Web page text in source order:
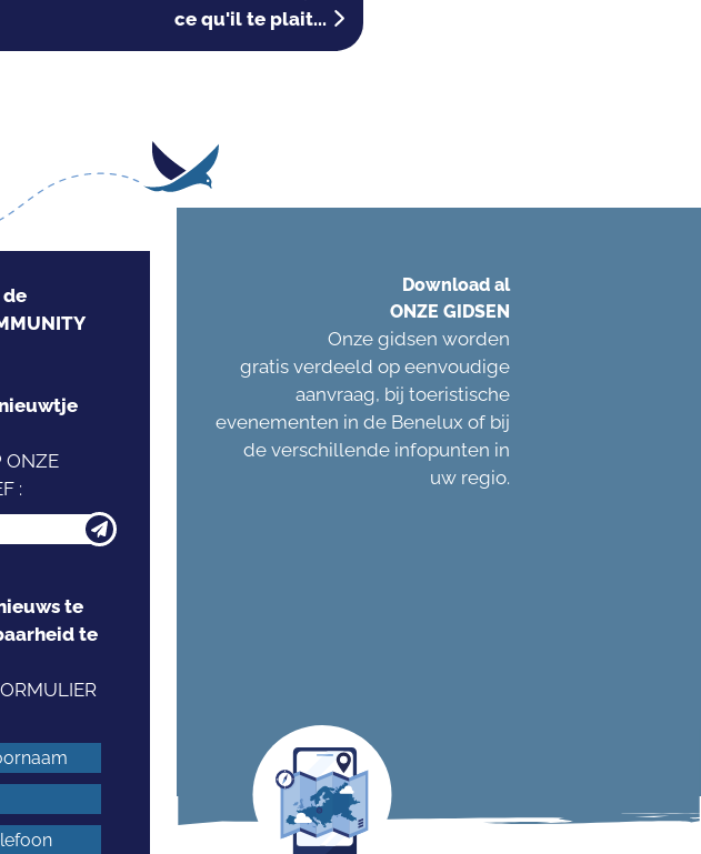
ce qu'il te plait...
ONZE
:
te
te
Download al
ONZE GIDSEN
Onze gidsen worden
gratis verdeeld op eenvoudige
aanvraag, bij toeristische
evenementen in de Benelux of bij
de verschillende infopunten in
uw regio.